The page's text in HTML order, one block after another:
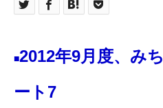
■2012年9月度、み
ート7